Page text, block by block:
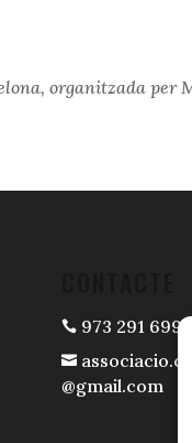
organitzada per
973 291 699

@gmail.com